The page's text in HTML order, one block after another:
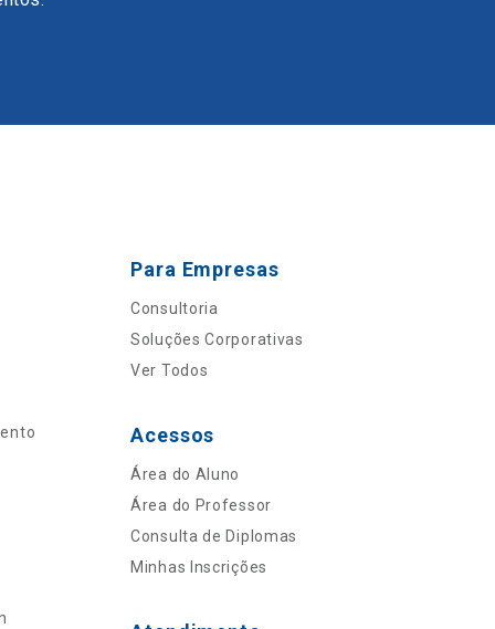
Para Empresas
Consultoria
Soluções Corporativas
Ver Todos
Acessos
Área do Aluno
Área do Professor
Consulta de Diplomas
Minhas Inscrições